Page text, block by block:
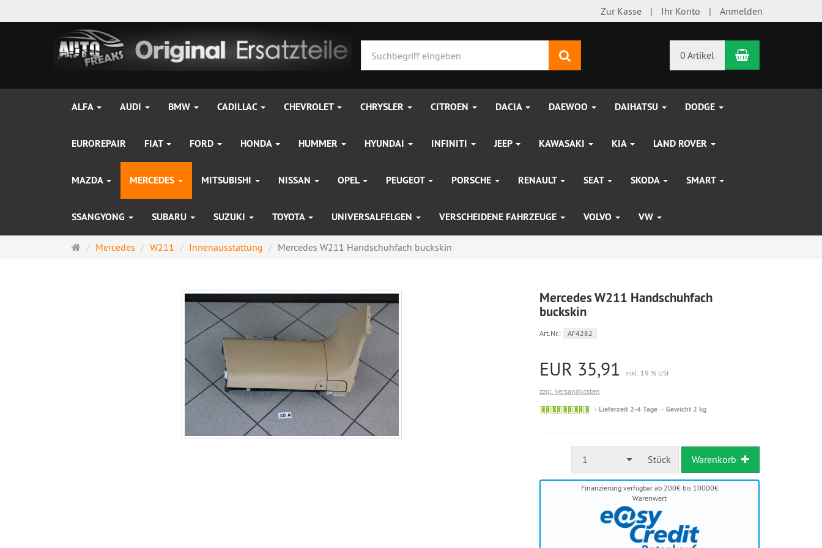
Zur Kasse Ihr Konto Anmelden
0 Artikel Warenkorb
ALFA AUDI BMW CADILLAC CHEVROLET CHRYSLER CITROEN DACIA DAEWOO DAIHATSU DODGE
EUROREPAIR FIAT FORD HONDA HUMMER HYUNDAI INFINITI JEEP KAWASAKI KIA LAND ROVER
MAZDA MERCEDES MITSUBISHI NISSAN OPEL PEUGEOT PORSCHE RENAULT SEAT SKODA SMART
SSANGYONG SUBARU SUZUKI TOYOTA UNIVERSALFELGEN VERSCHEIDENE FAHRZEUGE VOLVO VW
Startseite
Mercedes W211 Innenausstattung Mercedes W211 Handschuhfach buckskin
Mercedes W211 Handschuhfach
buckskin
Art.Nr.: AF4282
EUR 35,91
inkl. 19 % USt
zzgl. Versandkosten
Sofort
Lieferzeit 2-4 Tage Gewicht 2 kg
1 Stück Warenkorb
Finanzierung verfügbar ab 200€ bis 10000€
Warenwert